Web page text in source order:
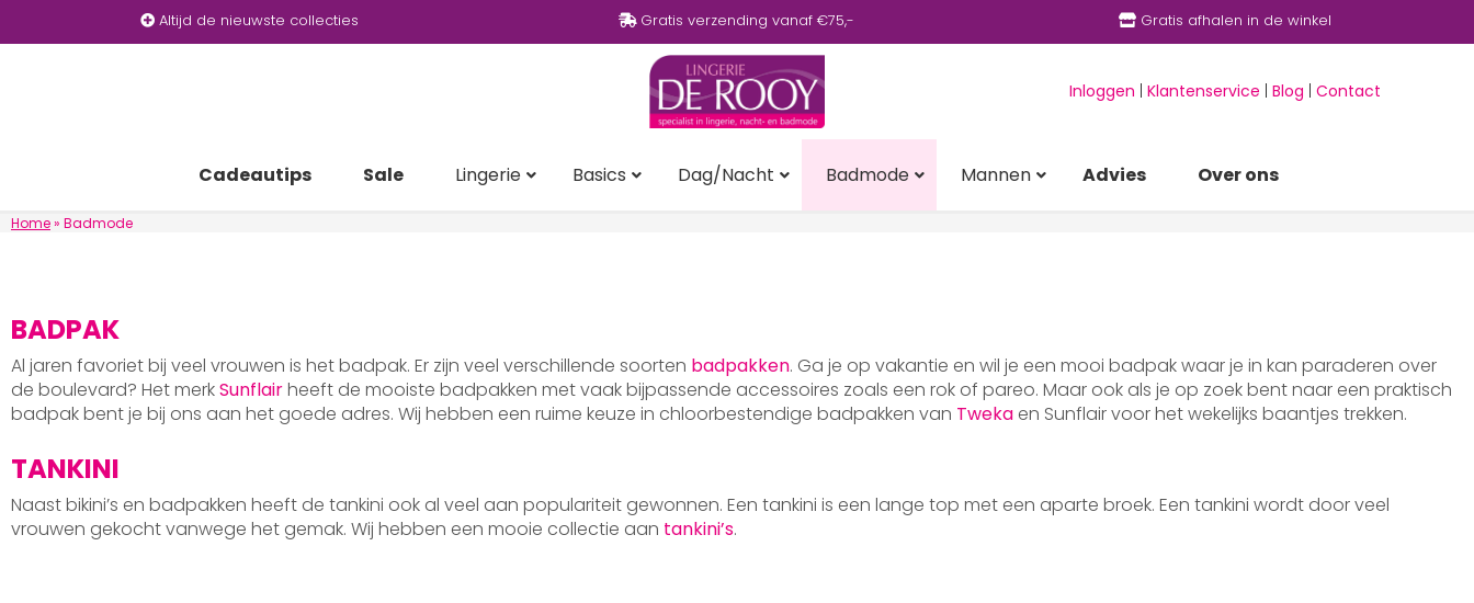
Altijd de nieuwste collecties Gratis verzending vanaf €75,- Gratis afhalen in de winkel
Inloggen Klantenservice Blog Contact
Cadeautips Sale Lingerie Basics Dag/Nacht Badmode Mannen Advies Over ons
Home» Badmode
BADPAK
Al jaren favoriet bij veel vrouwen is het badpak. Er zijn veel verschillende soorten badpakken. Ga je op vakantie en wil je een mooi badpak waar je in kan paraderen over
de boulevard? Het merkSunflairheeft de mooiste badpakken met vaak bijpassende accessoires zoals een rok of pareo. Maar ook als je op zoek bent naar een praktisch
badpak bent je bij ons aan het goede adres. Wij hebben een ruime keuze in chloorbestendige badpakken van Tweka en Sunflair voor het wekelijks baantjes trekken.
TANKINI
Naast bikini’s en badpakken heeft de tankini ook al veel aan populariteit gewonnen. Een tankini is een lange top met een aparte broek. Een tankini wordt door veel
vrouwen gekocht vanwege het gemak. Wij hebben een mooie collectie aan tankini’s.